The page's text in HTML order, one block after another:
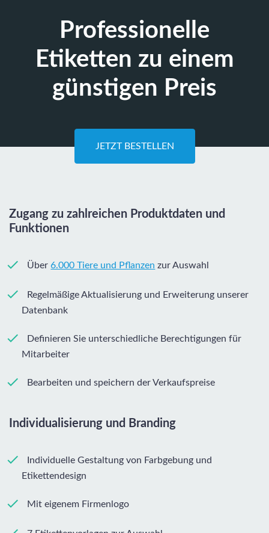
Professionelle
Etiketten zu einem
günstigen Preis
JETZT BESTELLEN
Zugang zu zahlreichen Produktdaten und
Funktionen
Über6.000 Tiere und Pflanzen zur Auswahl
Regelmäßige Aktualisierung und Erweiterung unserer
Datenbank
Definieren Sie unterschiedliche Berechtigungen für
Mitarbeiter
Bearbeiten und speichern der Verkaufspreise
Individualisierung und Branding
Individuelle Gestaltung von Farbgebung und
Etikettendesign
Mit eigenem Firmenlogo